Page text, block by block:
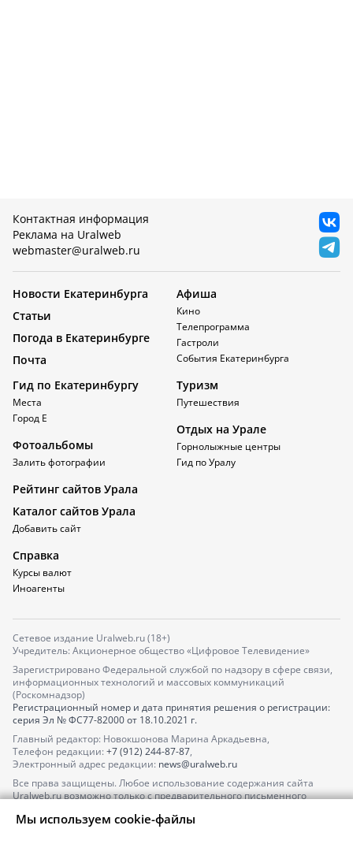
Контактная информация
Реклама на Uralweb
webmaster@uralweb.ru
Новости Екатеринбурга
Статьи
Погода в Екатеринбурге
Почта
Афиша
Кино
Телепрограмма
Гастроли
События Екатеринбурга
Гид по Екатеринбургу
Места
Город Е
Фотоальбомы
Залить фотографии
Туризм
Путешествия
Отдых на Урале
Горнолыжные центры
Гид по Уралу
Рейтинг сайтов Урала
Каталог сайтов Урала
Добавить сайт
Справка
Курсы валют
Иноагенты
Сетевое издание Uralweb.ru (18+)
Учредитель: Акционерное общество «Цифровое Телевидение»
Зарегистрировано Федеральной службой по надзору в сфере связи,
информационных технологий и массовых коммуникаций
(Роскомнадзор)
Регистрационный номер и дата принятия решения о регистрации:
серия Эл № ФС77-82000от 18.10.2021 г.
Главный редактор: Новокшонова Марина Аркадьевна,
Телефон редакции: +7 (912) 244-87-87,
Электронный адрес редакции: news@uralweb.ru
Все права защищены. Любое использование содержания сайта
Uralweb.ru возможно только с предварительного письменного
По вопросам размещения рекламы обращайтесь по тел.
Мы используем cookie-файлы